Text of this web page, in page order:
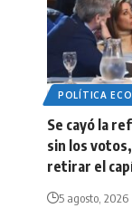
POLÍTICA
Se cayó la
sin los
retirar el
5 agosto, 2026